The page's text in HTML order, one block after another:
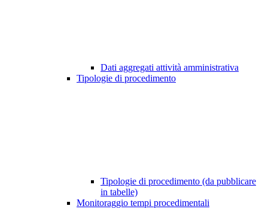
Dati aggregati attività amministrativa
Tipologie di procedimento
Tipologie di procedimento (da pubblicare
in tabelle)
Monitoraggio tempi procedimentali